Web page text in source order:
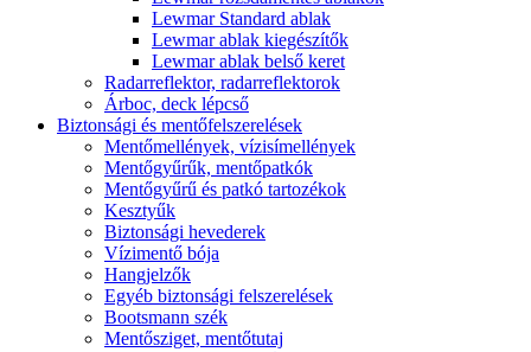
Lewmar Standard ablak
Lewmar ablak kiegészítők
Lewmar ablak belső keret
Radarreflektor, radarreflektorok
Árboc, deck lépcső
Biztonsági és mentőfelszerelések
Mentőmellények, vízisímellények
Mentőgyűrűk, mentőpatkók
Mentőgyűrű és patkó tartozékok
Kesztyűk
Biztonsági hevederek
Vízimentő bója
Hangjelzők
Egyéb biztonsági felszerelések
Bootsmann szék
Mentősziget, mentőtutaj